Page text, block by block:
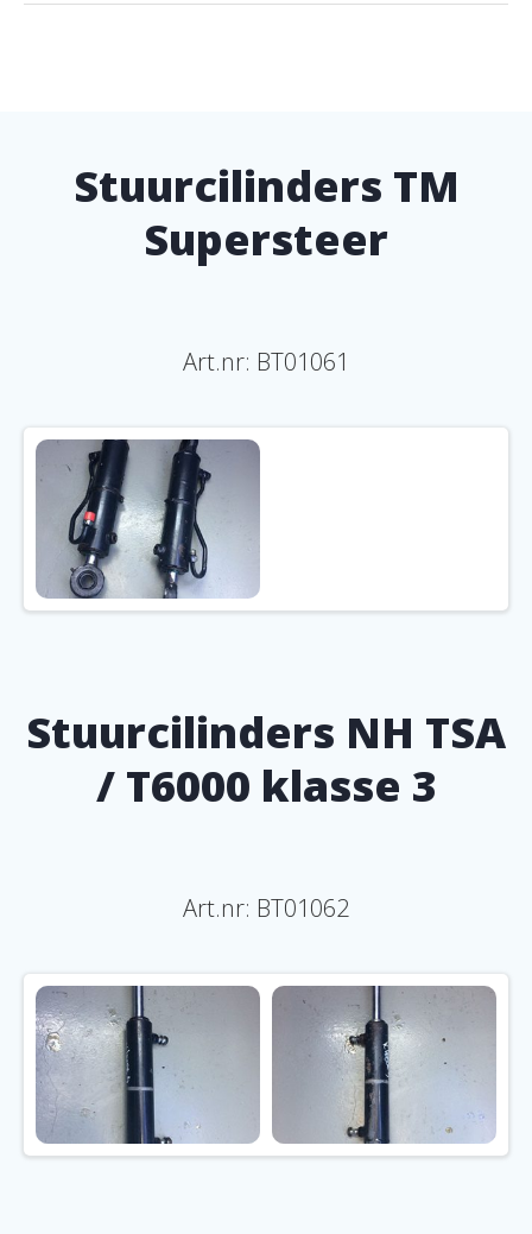
Stuurcilinders TM
Supersteer
Art.nr: BT01061
Stuurcilinders NH TSA
/ T6000 klasse 3
Art.nr: BT01062